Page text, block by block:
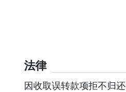
法律
因收取误转款项拒不归